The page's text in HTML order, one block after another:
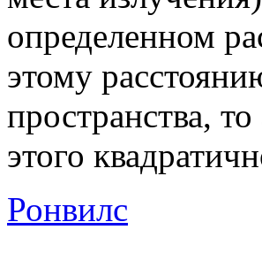
определенном
этому
пространства,
этого
Ронвилс